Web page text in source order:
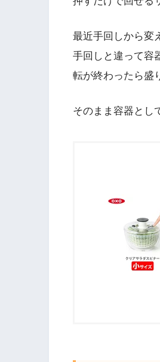
最近手回しから変
手回しと違って容
転が終わったら盛
そのまま容器とし